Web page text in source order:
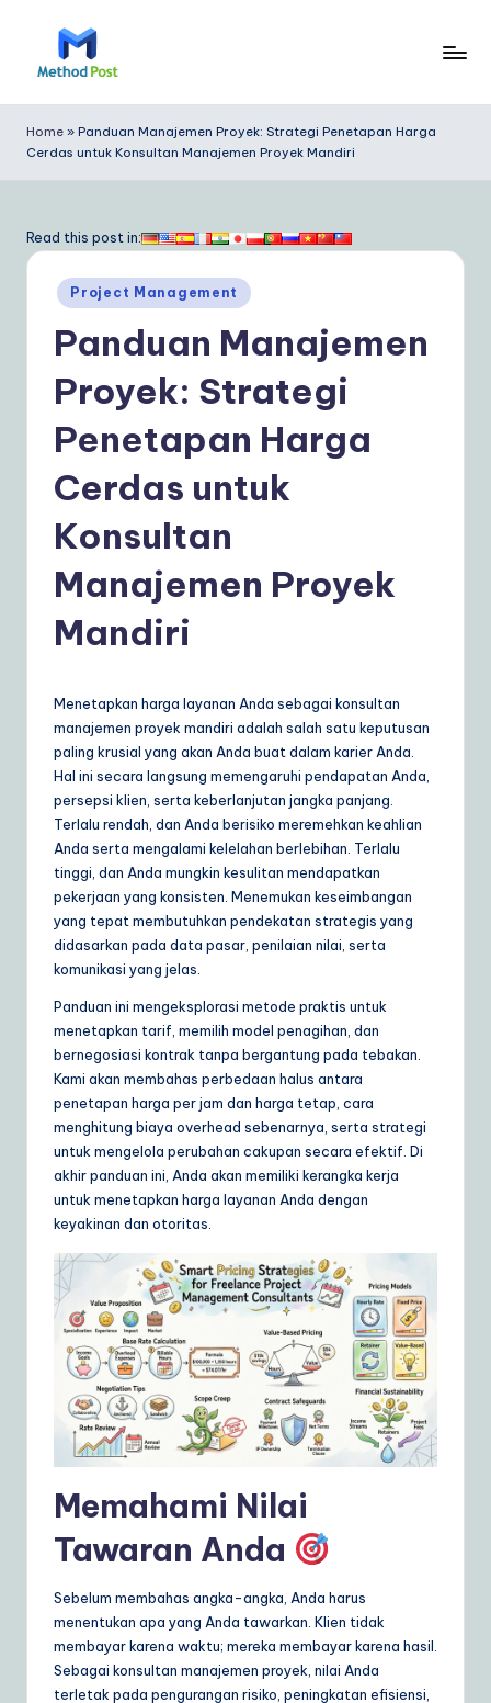
e
t
o
In
si
Y
o
D
ai
ly
G
ui
d
o
A
&
ft
w
S
o
lu
Home » Panduan Manajemen Proyek: Strategi Penetapan Harga
Cerdas untuk Konsultan Manajemen Proyek Mandiri
Read this post in:
Posted
in
Project Management
Panduan Manajemen
Proyek: Strategi
Penetapan Harga
Cerdas untuk
Konsultan
Manajemen Proyek
Mandiri
Menetapkan harga layanan Anda sebagai konsultan
manajemen proyek mandiri adalah salah satu keputusan
paling krusial yang akan Anda buat dalam karier Anda.
Hal ini secara langsung memengaruhi pendapatan Anda,
persepsi klien, serta keberlanjutan jangka panjang.
Terlalu rendah, dan Anda berisiko meremehkan keahlian
Anda serta mengalami kelelahan berlebihan. Terlalu
tinggi, dan Anda mungkin kesulitan mendapatkan
pekerjaan yang konsisten. Menemukan keseimbangan
yang tepat membutuhkan pendekatan strategis yang
didasarkan pada data pasar, penilaian nilai, serta
komunikasi yang jelas.
Panduan ini mengeksplorasi metode praktis untuk
menetapkan tarif, memilih model penagihan, dan
bernegosiasi kontrak tanpa bergantung pada tebakan.
Kami akan membahas perbedaan halus antara
penetapan harga per jam dan harga tetap, cara
menghitung biaya overhead sebenarnya, serta strategi
untuk mengelola perubahan cakupan secara efektif. Di
akhir panduan ini, Anda akan memiliki kerangka kerja
untuk menetapkan harga layanan Anda dengan
keyakinan dan otoritas.
Memahami Nilai
Tawaran Anda
Sebelum membahas angka-angka, Anda harus
menentukan apa yang Anda tawarkan. Klien tidak
membayar karena waktu; mereka membayar karena hasil.
Sebagai konsultan manajemen proyek, nilai Anda
terletak pada pengurangan risiko, peningkatan efisiensi,